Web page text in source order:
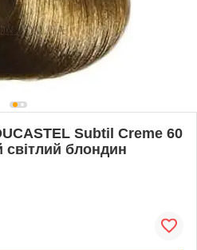
Subtil Creme 60
блондин